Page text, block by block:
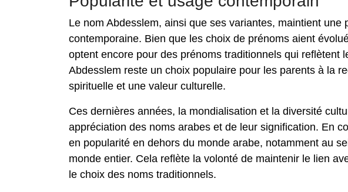
Le nom Abdesslem, ainsi que ses variantes, maintient
contemporaine. Bien que les choix de prénoms aient
optent encore pour des prénoms traditionnels qui reflètent
Abdesslem reste un choix populaire pour les parents à la
spirituelle et une valeur culturelle.
Ces dernières années, la mondialisation et la diversité
appréciation des noms arabes et de leur signification. En
en popularité en dehors du monde arabe, notamment au
monde entier. Cela reflète la volonté de maintenir le lien
le choix des noms traditionnels.